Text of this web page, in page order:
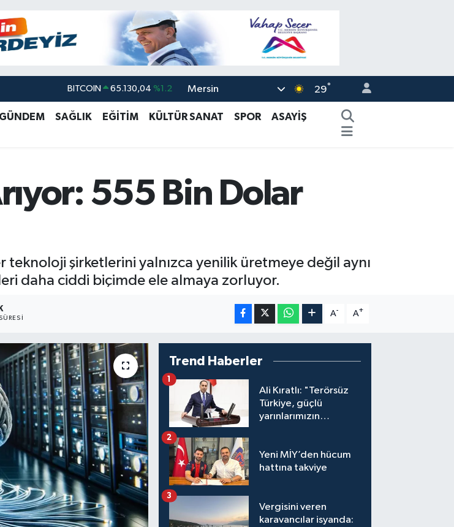
DOLAR 47,7106 %0.17
EURO 55,1652 %0.27
BITCOIN 65.130,04 %1.2
Mersin 29°
GÜNDEM SAĞLIK EĞİTİM KÜLTÜR SANAT SPOR
ASAYİŞ
555 Bin Dolar
teknoloji şirketlerini yalnızca yenilik üretmeye değil aynı
daha ciddi biçimde ele almaya zorluyor.
A- A+
Trend Haberler
Ali Kıratlı: "Terörsüz
Türkiye, güçlü
yarınlarımızın
1
Yeni MİY’den hücum
hattına takviye
2
Vergisini veren
karavancılar isyanda:
3